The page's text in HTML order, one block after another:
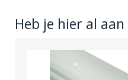
Heb je hier al